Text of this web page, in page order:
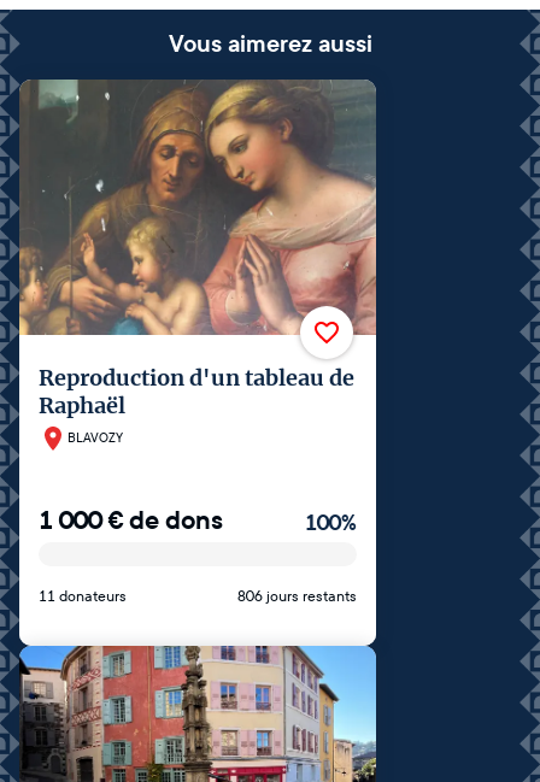
Vous aimerez aussi
Reproduction d'un tableau de
Raphaël
BLAVOZY
1 000€de dons 100%
11 donateurs 806 jours restants